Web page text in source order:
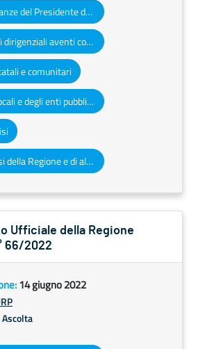
Decreti e ordinanze del Presidente della Giunta regionale
Determinazioni dirigenziali aventi contenuto di interesse generale
e comunitari
Atti degli enti locali e degli enti pubblici e privati
Altri atti e avvisi della Regione e di altri enti pubblici che interessano la collettività regionale
Ufficiale della Regione
66/2022
14 giugno 2022
Ascolta